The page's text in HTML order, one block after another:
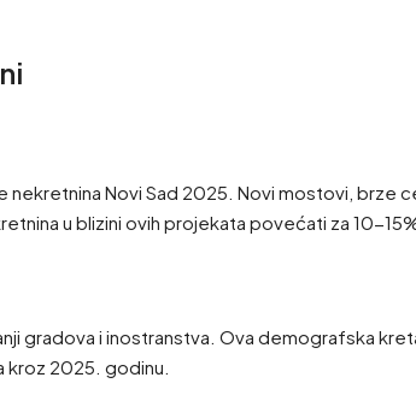
nekretnina Novi Sad 2025. Novi mostovi,
u blizini ovih projekata povećati za 10-
gradova i inostranstva. Ova demografska
2025. godinu.